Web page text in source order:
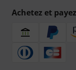
Achetez et